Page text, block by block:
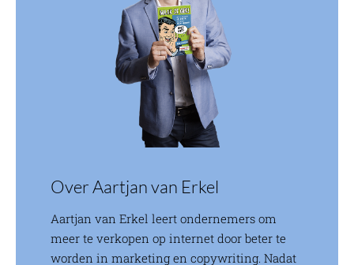
Over Aartjan van Erkel
Aartjan van Erkel leert ondernemers om
meer te verkopen op internet door beter te
worden in marketing en copywriting. Nadat